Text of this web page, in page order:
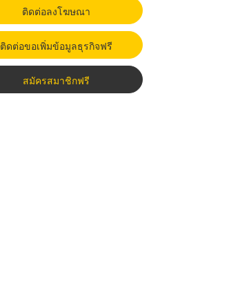
ติดต่อลงโฆษณา
ติดต่อขอเพิ่มข้อมูลธุรกิจฟรี
สมัครสมาชิกฟรี